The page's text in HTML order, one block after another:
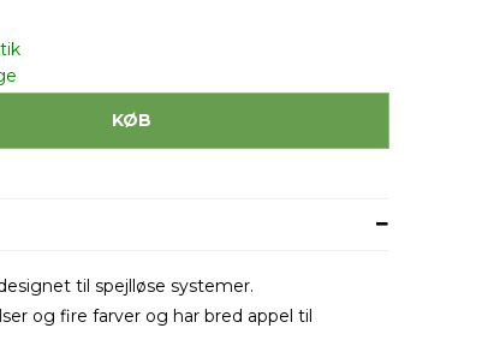
KØB
til spejlløse systemer.
og fire farver og har bred appel til